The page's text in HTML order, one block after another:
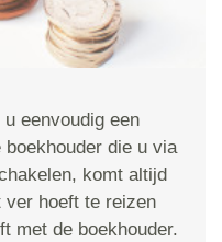
eenvoudig een
die u via
komt altijd
ver hoeft te reizen
met de boekhouder.